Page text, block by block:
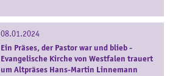
08.01.2024
Ein Präses, der Pastor war und blieb -
Evangelische Kirche von Westfalen trauert
um Altpräses Hans-Martin Linnemann